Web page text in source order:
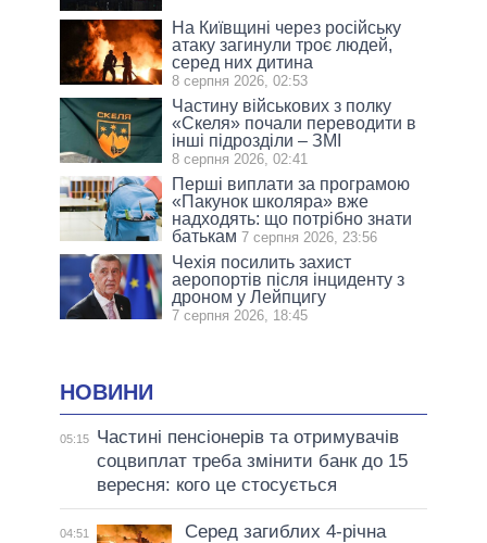
На Київщині через російську
атаку загинули троє людей,
серед них дитина
8 серпня 2026, 02:53
Частину військових з полку
«Скеля» почали переводити в
інші підрозділи – ЗМІ
8 серпня 2026, 02:41
Перші виплати за програмою
«Пакунок школяра» вже
надходять: що потрібно знати
батькам 7 серпня 2026, 23:56
Чехія посилить захист
аеропортів після інциденту з
дроном у Лейпцигу
7 серпня 2026, 18:45
НОВИНИ
05:15
Частині пенсіонерів та отримувачів
соцвиплат треба змінити банк до 15
вересня: кого це стосується
04:51
Серед загиблих 4-річна